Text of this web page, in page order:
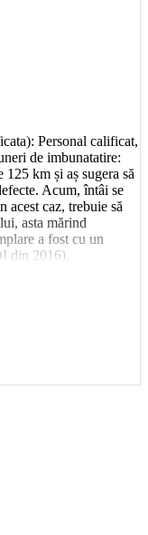
Personal calificat,
de imbunatatire:
125 km și aș sugera să
Acum, întâi se
acest caz, trebuie să
asta mărind
a fost cu un
din 2016).